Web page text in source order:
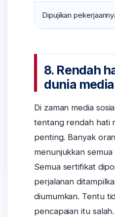
Dipujikan
8. Rendah
dunia
Di zaman media
tentang rendah hati
penting. Banyak
menunjukkan
Semua sertifikat
perjalanan
diumumkan. Tentu
pencapaian itu